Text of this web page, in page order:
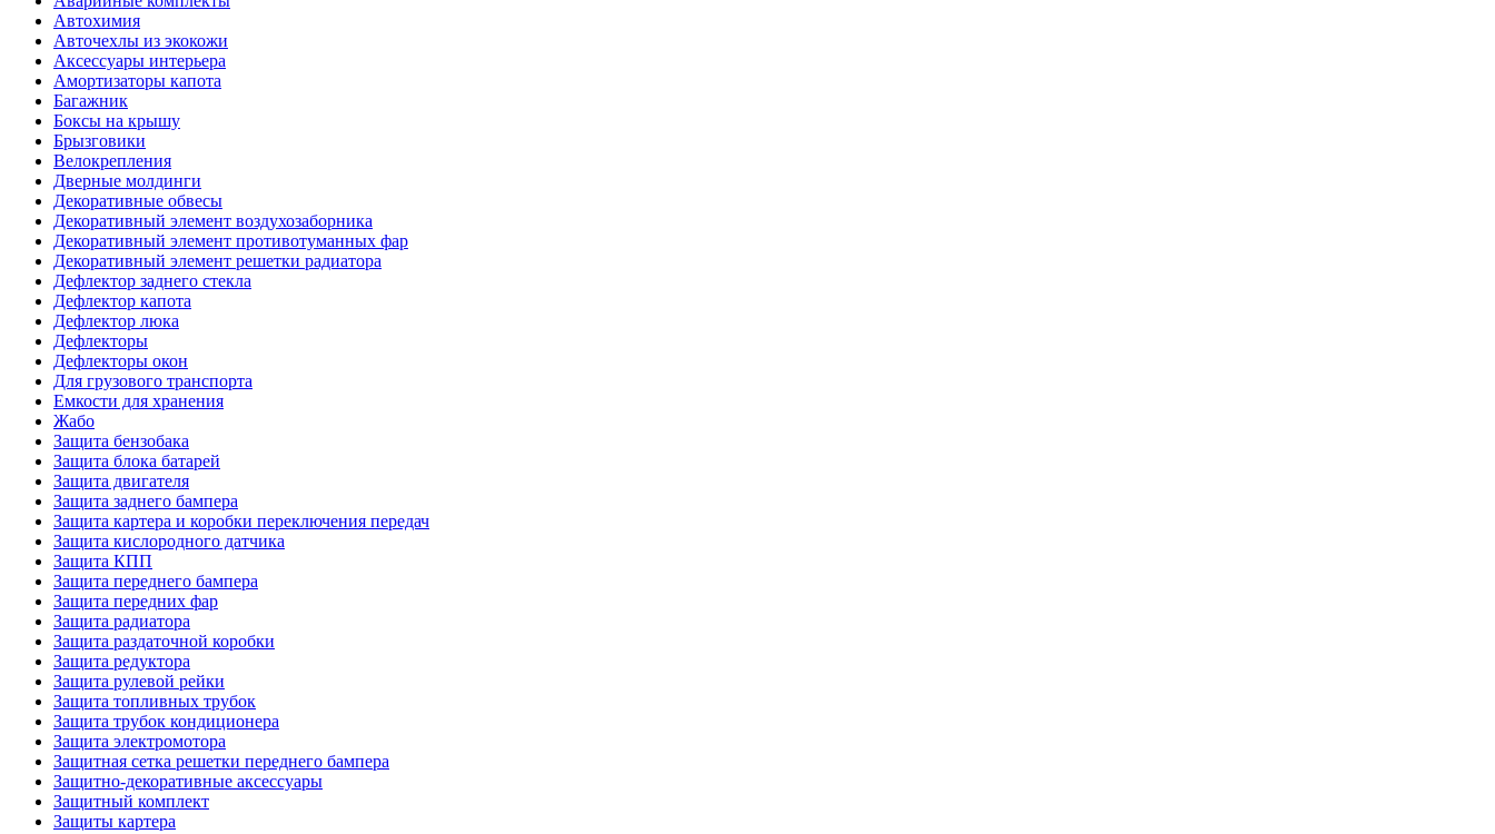
Автохимия
Авточехлы из экокожи
Аксессуары интерьера
Амортизаторы капота
Багажник
Боксы на крышу
Брызговики
Велокрепления
Дверные молдинги
Декоративные обвесы
Декоративный элемент воздухозаборника
Декоративный элемент противотуманных фар
Декоративный элемент решетки радиатора
Дефлектор заднего стекла
Дефлектор капота
Дефлектор люка
Дефлекторы
Дефлекторы окон
Для грузового транспорта
Емкости для хранения
Жабо
Защита бензобака
Защита блока батарей
Защита двигателя
Защита заднего бампера
Защита картера и коробки переключения передач
Защита кислородного датчика
Защита КПП
Защита переднего бампера
Защита передних фар
Защита радиатора
Защита раздаточной коробки
Защита редуктора
Защита рулевой рейки
Защита топливных трубок
Защита трубок кондиционера
Защита электромотора
Защитная сетка решетки переднего бампера
Защитно-декоративные аксессуары
Защитный комплект
Защиты картера